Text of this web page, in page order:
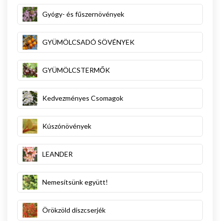
Gyógy- és fűszernövények
GYÜMÖLCSADÓ SÖVÉNYEK
GYÜMÖLCSTERMŐK
Kedvezményes Csomagok
Kúszónövények
LEANDER
Nemesítsünk együtt!
Örökzöld díszcserjék